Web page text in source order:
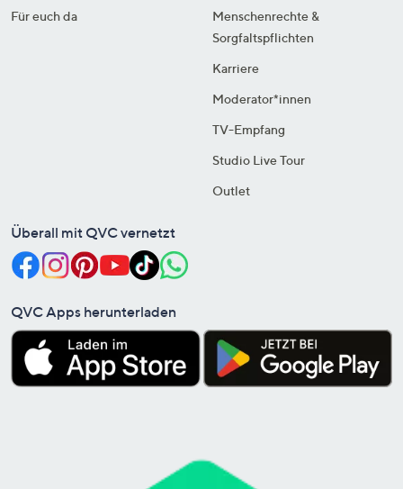
Für euch da
Menschenrechte &
Sorgfaltspflichten
Karriere
Moderator*innen
TV-Empfang
Studio Live Tour
Outlet
Überall mit QVC vernetzt
QVC Apps herunterladen